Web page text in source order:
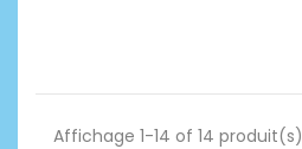
Affichage 1-14 of 14 produit(s)